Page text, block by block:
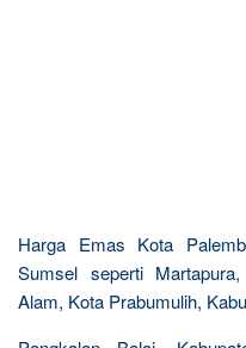
Harga Emas Kota
Sumsel seperti
Alam, Kota Prabumulih,